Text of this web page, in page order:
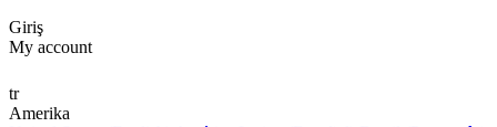
Giriş
My account
tr
Amerika